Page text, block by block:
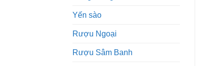
Yến sào
Rượu Ngoại
Rượu Sâm Banh